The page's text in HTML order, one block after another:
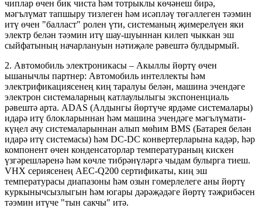
чиплар өчен бик чиста һәм тотрыклы көчәнеш бирә,
мәгълүмат тапшыру тизлеген һәм исәпләү төгәллеген тәэмин
итү өчен "балласт" ролен үти, системаның җимерелүен яки
электр белән тәэмин итү шау-шуыннан килеп чыккан эш
сыйфатының начарлануын нәтиҗәле рәвештә булдырмый.
2. Автомобиль электроникасы – Акыллы йөртү өчен
ышанычлы партнер: Автомобиль интеллекты һәм
электрификациясенең киң таралуы белән, машина эчендәге
электрон системаларның катлаулылыгы экспоненциаль
рәвештә арта. ADAS (Алдынгы йөртүче ярдәме системалары)
идарә итү блокларыннан һәм машина эчендәге мәгълүмати-
күңел ачу системаларыннан алып мөһим BMS (Батарея белән
идарә итү системасы) һәм DC-DC конвертерларына кадәр, һәр
компонент өчен конденсаторлар температураның кискен
үзгәрешләренә һәм көчле тибрәнүләргә чыдам булырга тиеш.
VHX сериясенең AEC-Q200 сертификаты, киң эш
температурасы диапазоны һәм озын гомерлелеге аны йөртү
куркынычсызлыгын һәм югары дәрәҗәдәге йөртү тәҗрибәсен
тәэмин итүче "тын сакчы" итә.